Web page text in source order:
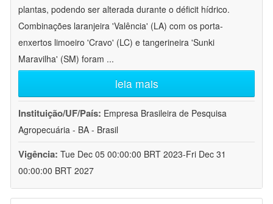
plantas, podendo ser alterada durante o déficit hídrico.
Combinações laranjeira 'Valência' (LA) com os porta-
enxertos limoeiro 'Cravo' (LC) e tangerineira 'Sunki
Maravilha' (SM) foram ...
leia mais
Instituição/UF/País: Empresa Brasileira de Pesquisa
Agropecuária - BA - Brasil
Vigência: Tue Dec 05 00:00:00 BRT 2023-Fri Dec 31
00:00:00 BRT 2027